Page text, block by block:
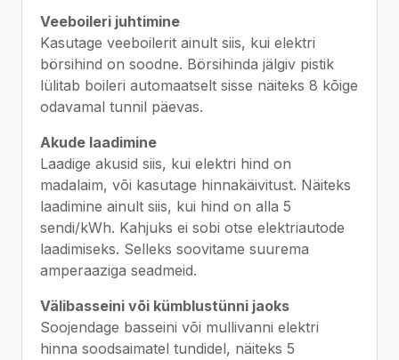
Veeboileri juhtimine
Kasutage veeboilerit ainult siis, kui elektri
börsihind on soodne. Börsihinda jälgiv pistik
lülitab boileri automaatselt sisse näiteks 8 kõige
odavamal tunnil päevas.
Akude laadimine
Laadige akusid siis, kui elektri hind on
madalaim, või kasutage hinnakäivitust. Näiteks
laadimine ainult siis, kui hind on alla 5
sendi/kWh. Kahjuks ei sobi otse elektriautode
laadimiseks. Selleks soovitame suurema
amperaaziga seadmeid.
Välibasseini või kümblustünni jaoks
Soojendage basseini või mullivanni elektri
hinna soodsaimatel tundidel, näiteks 5